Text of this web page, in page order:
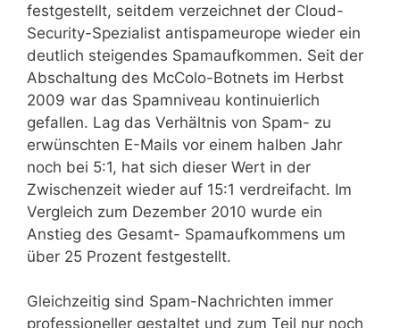
festgestellt, seitdem verzeichnet der Cloud-
Security-Spezialist antispameurope wieder ein
deutlich steigendes Spamaufkommen. Seit der
Abschaltung des McColo-Botnets im Herbst
2009 war das Spamniveau kontinuierlich
gefallen. Lag das Verhältnis von Spam- zu
erwünschten E-Mails vor einem halben Jahr
noch bei 5:1, hat sich dieser Wert in der
Zwischenzeit wieder auf 15:1 verdreifacht. Im
Vergleich zum Dezember 2010 wurde ein
Anstieg des Gesamt- Spamaufkommens um
über 25 Prozent festgestellt.
Gleichzeitig sind Spam-Nachrichten immer
professioneller gestaltet und zum Teil nur noch